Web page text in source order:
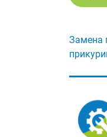
Замена